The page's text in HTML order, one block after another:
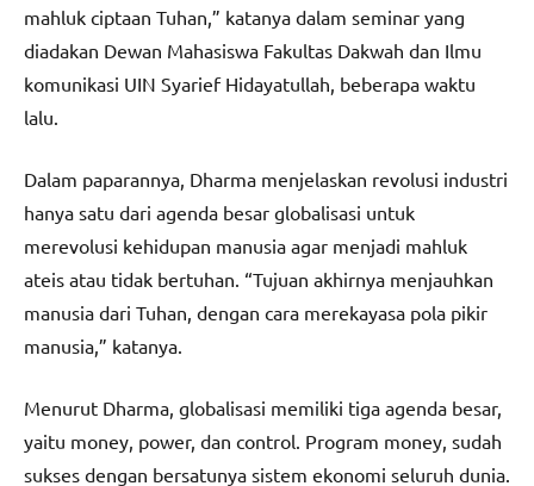
mahluk ciptaan Tuhan,” katanya dalam seminar yang
diadakan Dewan Mahasiswa Fakultas Dakwah dan Ilmu
komunikasi UIN Syarief Hidayatullah, beberapa waktu
lalu.
Dalam paparannya, Dharma menjelaskan revolusi industri
hanya satu dari agenda besar globalisasi untuk
merevolusi kehidupan manusia agar menjadi mahluk
ateis atau tidak bertuhan. “Tujuan akhirnya menjauhkan
manusia dari Tuhan, dengan cara merekayasa pola pikir
manusia,” katanya.
Menurut Dharma, globalisasi memiliki tiga agenda besar,
yaitu money, power, dan control. Program money, sudah
sukses dengan bersatunya sistem ekonomi seluruh dunia.